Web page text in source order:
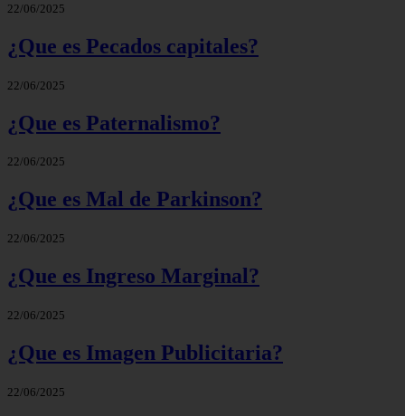
22/06/2025
¿Que es Pecados capitales?
22/06/2025
¿Que es Paternalismo?
22/06/2025
¿Que es Mal de Parkinson?
22/06/2025
¿Que es Ingreso Marginal?
22/06/2025
¿Que es Imagen Publicitaria?
22/06/2025